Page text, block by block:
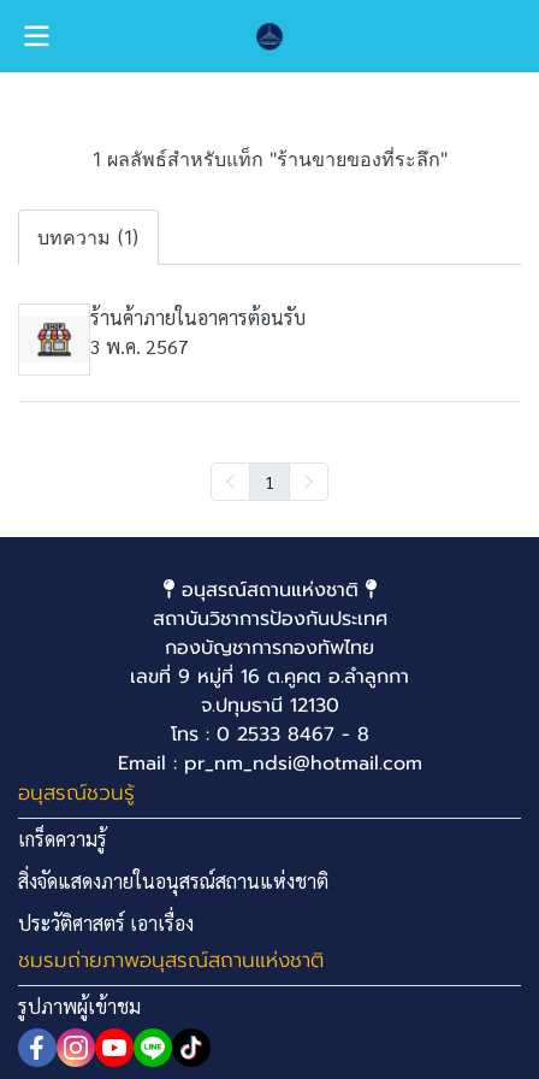
1 ผลลัพธ์สำหรับแท็ก "ร้านขายของที่ระลึก"
บทความ (1)
ร้านค้าภายในอาคารต้อนรับ
3 พ.ค. 2567
1
อนุสรณ์สถานแห่งชาติ
สถาบันวิชาการป้องกันประเทศ
กองบัญชาการกองทัพไทย
เลขที่ 9 หมู่ที่ 16 ต.คูคต อ.ลำลูกกา
จ.ปทุมธานี 12130
โทร : 0 2533 8467 - 8
Email : pr_nm_ndsi@hotmail.com
อนุสรณ์ชวนรู้
เกร็ดความรู้
สิ่งจัดแสดงภายในอนุสรณ์สถานแห่งชาติ
ประวัติศาสตร์ เอาเรื่อง
ชมรมถ่ายภาพอนุสรณ์สถานแห่งชาติ
รูปภาพผู้เข้าชม